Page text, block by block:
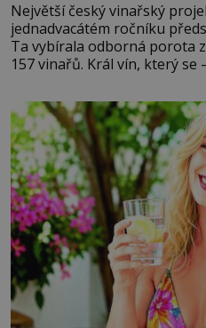
Největší český vinařský
jednadvacátém ročníku
Ta vybírala odborná porota
157 vinařů. Král vín, který